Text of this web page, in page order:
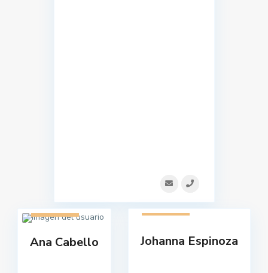
1 listado
Ana Cabello
1 listado
Johanna Espinoza